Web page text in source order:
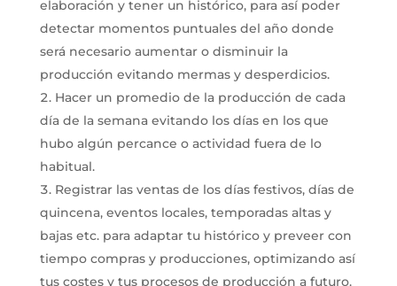
elaboración y tener un histórico, para así poder
detectar momentos puntuales del año donde
será necesario aumentar o disminuir la
producción evitando mermas y desperdicios.
Hacer un promedio de la producción de cada
día de la semana evitando los días en los que
hubo algún percance o actividad fuera de lo
habitual.
Registrar las ventas de los días festivos, días de
quincena, eventos locales, temporadas altas y
bajas etc. para adaptar tu histórico y preveer con
tiempo compras y producciones, optimizando así
tus costes y tus procesos de producción a futuro.